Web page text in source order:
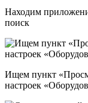
Находим
поиск
Ищем пункт
настроек